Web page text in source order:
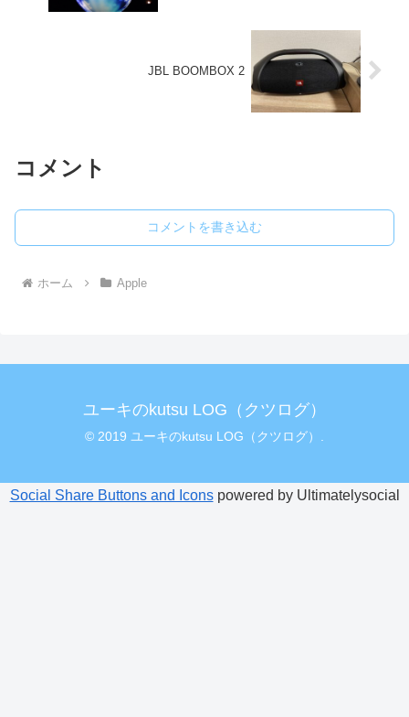
JBL BOOMBOX 2
コメント
コメントを書き込む
ホーム Apple
ユーキのkutsu LOG（クツログ）
© 2019 ユーキのkutsu LOG（クツログ）.
Social Share Buttons and Iconspowered by Ultimatelysocial